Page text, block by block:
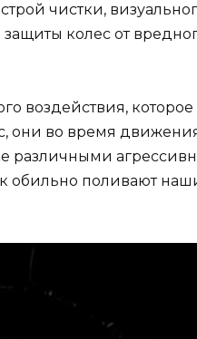
чистки,
колес от
воздействия, которое
они во время
различными
обильно поливают